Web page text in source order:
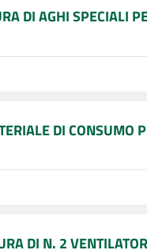
DI AGHI SPECIALI
DI CONSUMO
DI N. 2